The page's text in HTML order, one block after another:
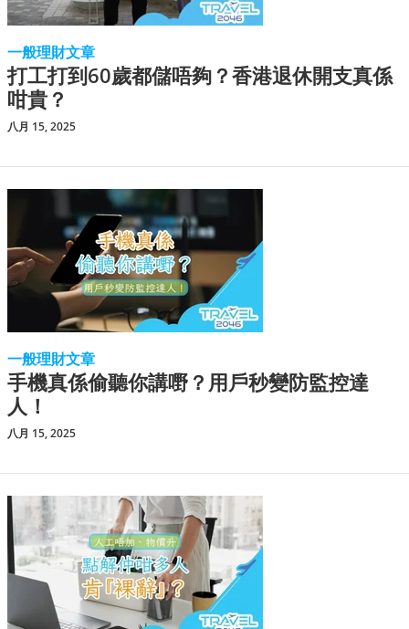
一般理財文章
打工打到60歲都儲唔夠？香港退休開支真係
咁貴？
八月 15, 2025
一般理財文章
手機真係偷聽你講嘢？用戶秒變防監控達
人！
八月 15, 2025